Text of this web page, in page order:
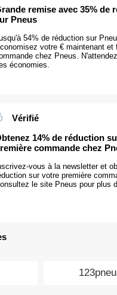
remise avec 35% de
Pneus
54% de réduction sur
votre € maintenant et
chez Pneus.
économies.
Vérifié
14% de réduction
commande chez
vous à la newsletter et
sur votre première
le site Pneus pour plus